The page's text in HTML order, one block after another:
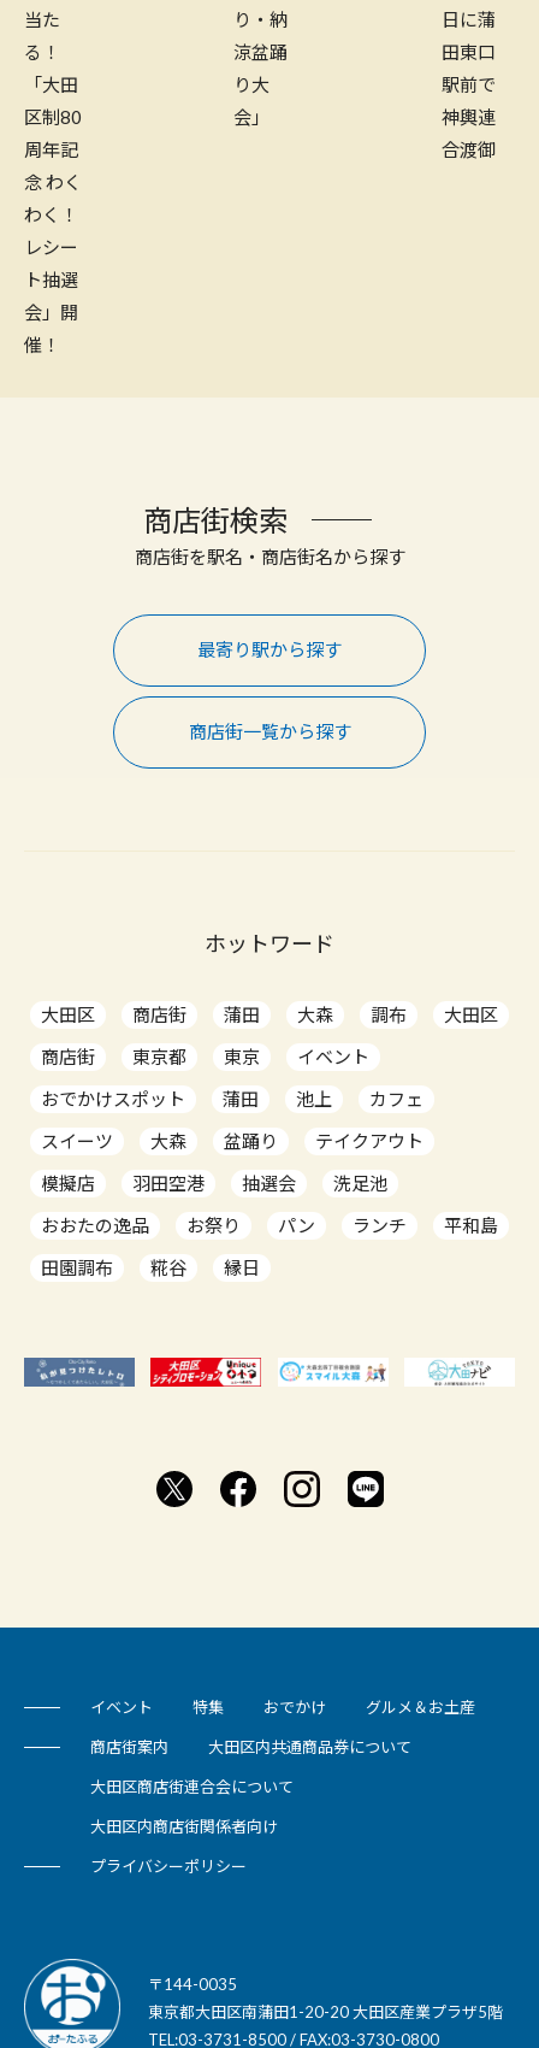
当た
る！
「大田
区制80
周年記
念 わく
わく！
レシー
ト抽選
会」開
催！
り・納
涼盆踊
り大
会」
日に蒲
田東口
駅前で
神輿連
合渡御
商店街検索
商店街を駅名・商店街名から探す
最寄り駅から探す
商店街一覧から探す
ホットワード
大田区 商店街 蒲田 大森 調布
大田区
商店街
東京都 東京
イベント
おでかけスポット
蒲田 池上
カフェ
スイーツ
大森 盆踊り
テイクアウト
模擬店
羽田空港 抽選会
洗足池
おおたの逸品
お祭り パン ランチ
平和島
田園調布
糀谷 縁日
イベント 特集 おでかけ グルメ＆お土産
商店街案内 大田区内共通商品券について
大田区商店街連合会について
大田区内商店街関係者向け
プライバシーポリシー
〒144-0035
東京都大田区南蒲田1-20-20 大田区産業プラザ5階
TEL:03-3731-8500 / FAX:03-3730-0800